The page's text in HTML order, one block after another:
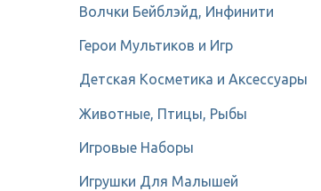
Волчки Бейблэйд, Инфинити
Герои Мультиков и Игр
Детcкая Косметика и Аксессуары
Животные, Птицы, Рыбы
Игровые Наборы
Игрушки Для Малышей